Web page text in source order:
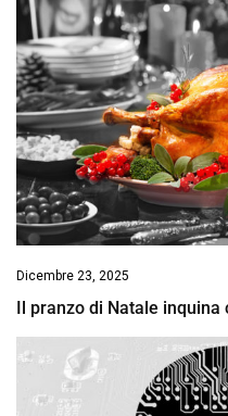
Dicembre 23, 2025
Il pranzo di Natale inquina